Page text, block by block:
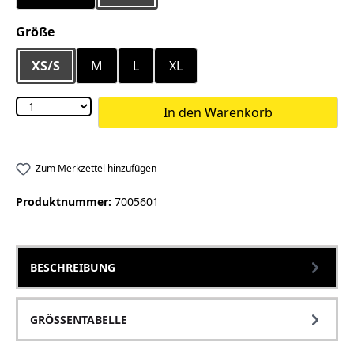
Größeauswählen
XS/S
M L XL
In den Warenkorb
Zum Merkzettel hinzufügen
Produktnummer: 7005601
BESCHREIBUNG
GRÖSSENTABELLE